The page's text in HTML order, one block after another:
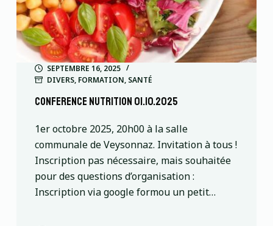
SEPTEMBRE 16, 2025
DIVERS, FORMATION, SANTÉ
conference nutrition 01.10.2025
1er octobre 2025, 20h00 à la salle
communale de Veysonnaz. Invitation à tous !
Inscription pas nécessaire, mais souhaitée
pour des questions d’organisation :
Inscription via google formou un petit…